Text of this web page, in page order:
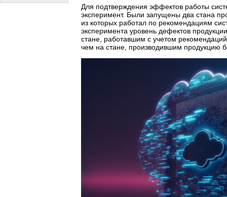
Для подтверждения эффектов работы
эксперимент. Были запущены два стана
из которых работал по рекомендациям
эксперимента уровень дефектов
стане, работавшим с учетом
чем на стане, производившим продукцию